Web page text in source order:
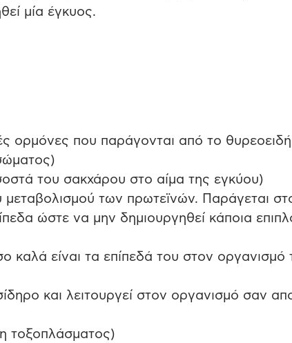
μία έγκυος.
ορμόνες που παράγονται από το θυρεοειδή
του σακχάρου στο αίμα της εγκύου)
μεταβολισμού των πρωτεϊνών. Παράγεται
ώστε να μην δημιουργηθεί κάποια
καλά είναι τα επίπεδά του στον οργανισμό
και λειτουργεί στον οργανισμό σαν
τοξοπλάσματος)